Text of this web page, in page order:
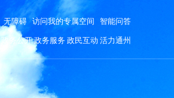
无障碍 访问我的专属空间 智能问答
政务公开 政务服务 政民互动 活力通州